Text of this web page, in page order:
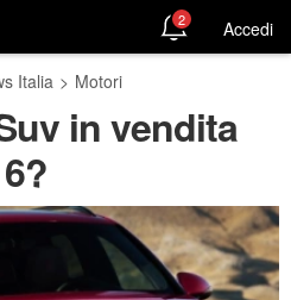
2 Accedi
Italia > Motori
in vendita